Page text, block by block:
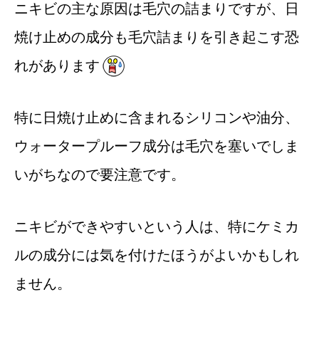
ニキビの主な原因は毛穴の詰まりですが、日
焼け止めの成分も毛穴詰まりを引き起こす恐
れがあります
特に日焼け止めに含まれるシリコンや油分、
ウォータープルーフ成分は毛穴を塞いでしま
いがちなので要注意です。
ニキビができやすいという人は、特にケミカ
ルの成分には気を付けたほうがよいかもしれ
ません。